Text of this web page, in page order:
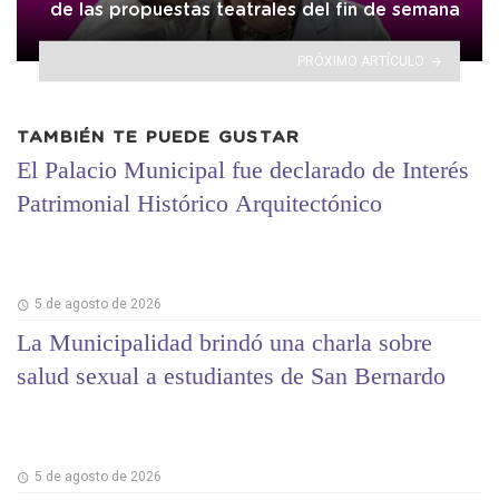
de las propuestas teatrales del fin de semana
PRÓXIMO ARTÍCULO
TAMBIÉN TE PUEDE GUSTAR
El Palacio Municipal fue declarado de Interés
Patrimonial Histórico Arquitectónico
5 de agosto de 2026
La Municipalidad brindó una charla sobre
salud sexual a estudiantes de San Bernardo
5 de agosto de 2026